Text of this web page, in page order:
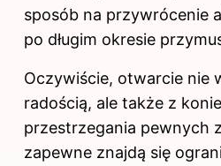
sposób na przywrócenie
po długim okresie
Oczywiście, otwarcie nie
radością, ale także z
przestrzegania pewnych
zapewne znajdą się